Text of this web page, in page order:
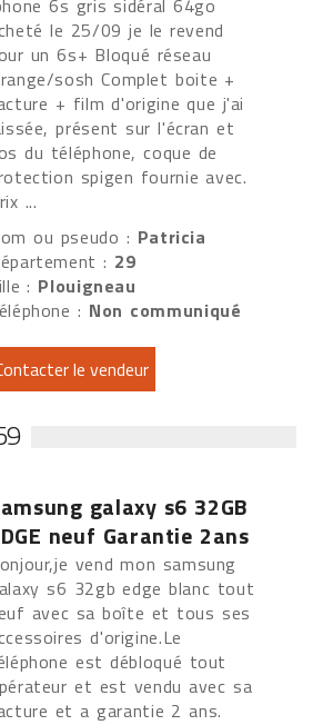
6s gris sidéral 64go
le 25/09 je le revend
un 6s+ Bloqué réseau
sosh Complet boite +
+ film d'origine que j'ai
présent sur l'écran et
du téléphone, coque de
spigen fournie avec.
...
ou pseudo : Patricia
: 29
: Plouigneau
: Non communiqué
galaxy s6 32GB
neuf Garantie 2ans
vend mon samsung
s6 32gb edge blanc tout
avec sa boîte et tous ses
d'origine.Le
est débloqué tout
et est vendu avec sa
et a garantie 2 ans.